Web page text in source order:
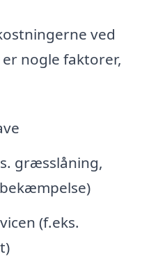
ved
nogle faktorer,
græsslåning,
(f.eks.